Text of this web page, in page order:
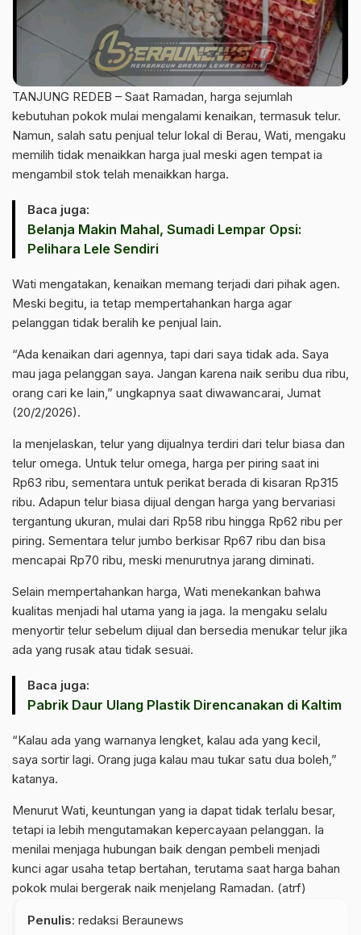
TANJUNG REDEB – Saat Ramadan, harga sejumlah
kebutuhan pokok mulai mengalami kenaikan, termasuk telur.
Namun, salah satu penjual telur lokal di Berau, Wati, mengaku
memilih tidak menaikkan harga jual meski agen tempat ia
mengambil stok telah menaikkan harga.
Baca juga:
Belanja Makin Mahal, Sumadi Lempar Opsi:
Pelihara Lele Sendiri
Wati mengatakan, kenaikan memang terjadi dari pihak agen.
Meski begitu, ia tetap mempertahankan harga agar
pelanggan tidak beralih ke penjual lain.
“Ada kenaikan dari agennya, tapi dari saya tidak ada. Saya
mau jaga pelanggan saya. Jangan karena naik seribu dua ribu,
orang cari ke lain,” ungkapnya saat diwawancarai, Jumat
(20/2/2026).
Ia menjelaskan, telur yang dijualnya terdiri dari telur biasa dan
telur omega. Untuk telur omega, harga per piring saat ini
Rp63 ribu, sementara untuk perikat berada di kisaran Rp315
ribu. Adapun telur biasa dijual dengan harga yang bervariasi
tergantung ukuran, mulai dari Rp58 ribu hingga Rp62 ribu per
piring. Sementara telur jumbo berkisar Rp67 ribu dan bisa
mencapai Rp70 ribu, meski menurutnya jarang diminati.
Selain mempertahankan harga, Wati menekankan bahwa
kualitas menjadi hal utama yang ia jaga. Ia mengaku selalu
menyortir telur sebelum dijual dan bersedia menukar telur jika
ada yang rusak atau tidak sesuai.
Baca juga:
Pabrik Daur Ulang Plastik Direncanakan di Kaltim
“Kalau ada yang warnanya lengket, kalau ada yang kecil,
saya sortir lagi. Orang juga kalau mau tukar satu dua boleh,”
katanya.
Menurut Wati, keuntungan yang ia dapat tidak terlalu besar,
tetapi ia lebih mengutamakan kepercayaan pelanggan. Ia
menilai menjaga hubungan baik dengan pembeli menjadi
kunci agar usaha tetap bertahan, terutama saat harga bahan
pokok mulai bergerak naik menjelang Ramadan. (atrf)
Penulis: redaksi Beraunews